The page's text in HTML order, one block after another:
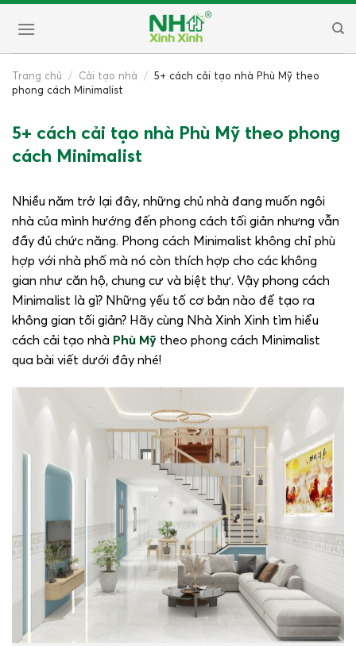
Trang chủ / Cải tạo nhà /
5+ cách cải tạo nhà Phù Mỹ theo
phong cách Minimalist
5+ cách cải tạo nhà Phù Mỹ theo phong
cách Minimalist
Nhiều năm trở lại đây, những chủ nhà đang muốn ngôi
nhà của mình hướng đến phong cách tối giản nhưng vẫn
đầy đủ chức năng. Phong cách Minimalist không chỉ phù
hợp với nhà phố mà nó còn thích hợp cho các không
gian như căn hộ, chung cư và biệt thự. Vậy phong cách
Minimalist là gì? Những yếu tố cơ bản nào để tạo ra
không gian tối giản? Hãy cùng Nhà Xinh Xinh tìm hiểu
cách cải tạo nhà Phù Mỹ theo phong cách Minimalist
qua bài viết dưới đây nhé!